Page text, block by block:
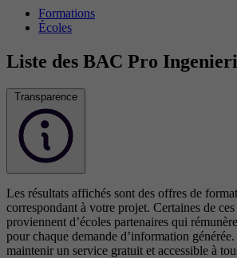
Formations
Écoles
Liste des BAC Pro
Transparence
Les résultats affichés sont des offres de
correspondant à votre projet. Certaines de
proviennent d’écoles partenaires qui
pour chaque demande d’information
maintenir un service gratuit et accessible à